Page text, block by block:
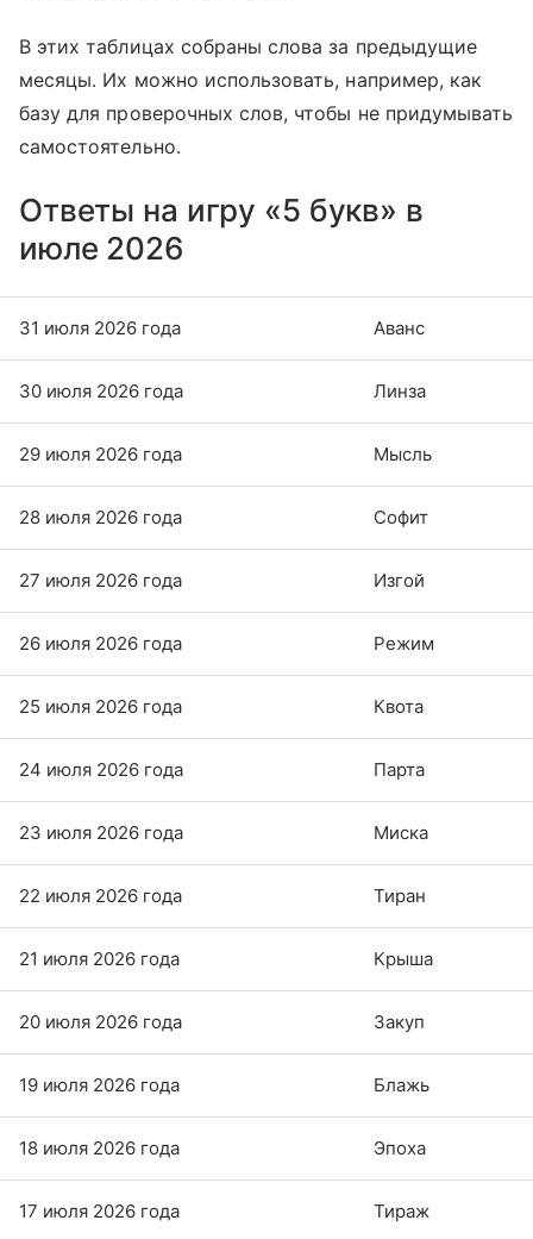
В этих таблицах собраны слова за предыдущие
месяцы. Их можно использовать, например, как
базу для проверочных слов, чтобы не придумывать
самостоятельно.
Ответы на игру «5 букв» в
июле 2026
31 июля 2026 года Аванс
30 июля 2026 года Линза
29 июля 2026 года Мысль
28 июля 2026 года Софит
27 июля 2026 года Изгой
26 июля 2026 года Режим
25 июля 2026 года Квота
24 июля 2026 года Парта
23 июля 2026 года Миска
22 июля 2026 года Тиран
21 июля 2026 года Крыша
20 июля 2026 года Закуп
19 июля 2026 года Блажь
18 июля 2026 года Эпоха
17 июля 2026 года Тираж